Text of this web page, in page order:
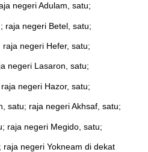
negeri Adulam, satu;
raja negeri Betel, satu;
negeri Hefer, satu;
negeri Lasaron, satu;
negeri Hazor, satu;
satu; raja negeri Akhsaf, satu;
raja negeri Megido, satu;
negeri Yokneam di dekat